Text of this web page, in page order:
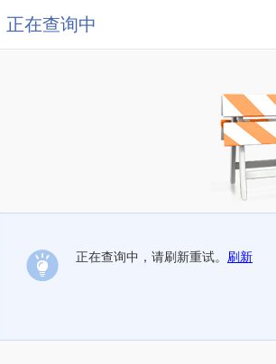
正在查询中
正在查询中，请刷新重试。 刷新